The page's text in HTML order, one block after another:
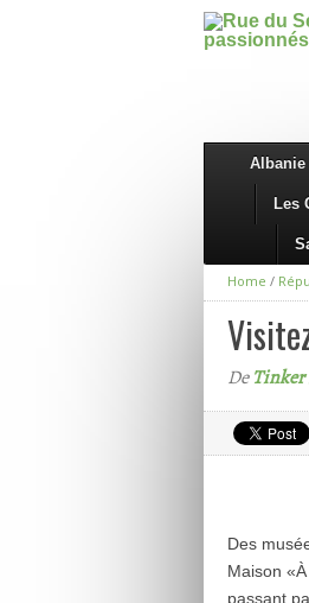
Albanie
Les
Home /
DeTinker
Des
Maison
passant